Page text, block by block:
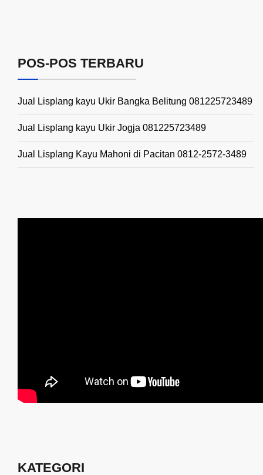
POS-POS TERBARU
Jual Lisplang kayu Ukir Bangka Belitung 081225723489
Jual Lisplang kayu Ukir Jogja 081225723489
Jual Lisplang Kayu Mahoni di Pacitan 0812-2572-3489
KATEGORI